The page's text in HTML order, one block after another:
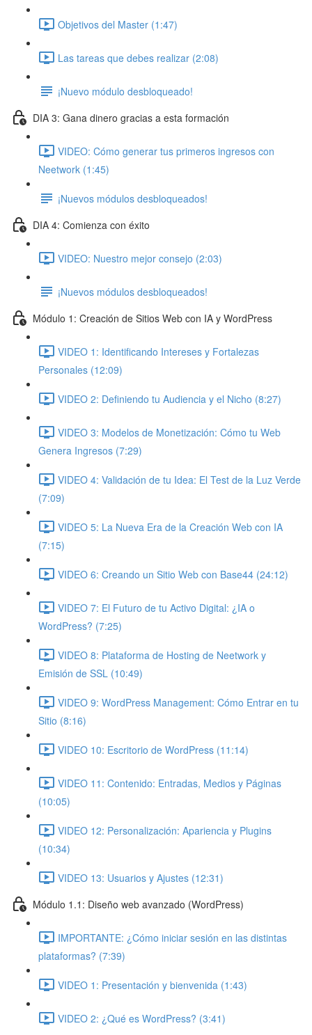
Objetivos del Master (1:47)
Las tareas que debes realizar (2:08)
¡Nuevo módulo desbloqueado!
DIA 3: Gana dinero gracias a esta formación
VIDEO: Cómo generar tus primeros ingresos con
Neetwork (1:45)
¡Nuevos módulos desbloqueados!
DIA 4: Comienza con éxito
VIDEO: Nuestro mejor consejo (2:03)
¡Nuevos módulos desbloqueados!
Módulo 1: Creación de Sitios Web con IA y WordPress
VIDEO 1: Identificando Intereses y Fortalezas
Personales (12:09)
VIDEO 2: Definiendo tu Audiencia y el Nicho (8:27)
VIDEO 3: Modelos de Monetización: Cómo tu Web
Genera Ingresos (7:29)
VIDEO 4: Validación de tu Idea: El Test de la Luz Verde
(7:09)
VIDEO 5: La Nueva Era de la Creación Web con IA
(7:15)
VIDEO 6: Creando un Sitio Web con Base44 (24:12)
VIDEO 7: El Futuro de tu Activo Digital: ¿IA o
WordPress? (7:25)
VIDEO 8: Plataforma de Hosting de Neetwork y
Emisión de SSL (10:49)
VIDEO 9: WordPress Management: Cómo Entrar en tu
Sitio (8:16)
VIDEO 10: Escritorio de WordPress (11:14)
VIDEO 11: Contenido: Entradas, Medios y Páginas
(10:05)
VIDEO 12: Personalización: Apariencia y Plugins
(10:34)
VIDEO 13: Usuarios y Ajustes (12:31)
Módulo 1.1: Diseño web avanzado (WordPress)
IMPORTANTE: ¿Cómo iniciar sesión en las distintas
plataformas? (7:39)
VIDEO 1: Presentación y bienvenida (1:43)
VIDEO 2: ¿Qué es WordPress? (3:41)